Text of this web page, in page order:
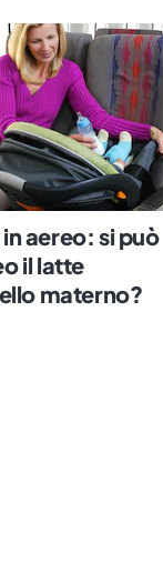
aereo: si può
il latte
materno?